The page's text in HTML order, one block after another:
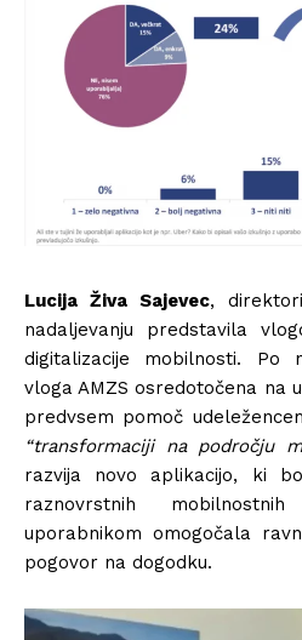
Lucija Živa Sajevec,
nadaljevanju predstavila
digitalizacije mobilnosti. Po
vloga AMZS osredotočena na
predvsem pomoč
“transformaciji na področju
razvija novo aplikacijo, ki
raznovrstnih
uporabnikom omogočala
pogovor na dogodku.